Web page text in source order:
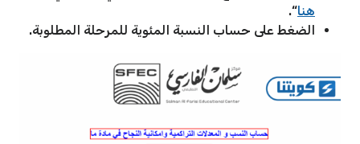
هنا“.
الضغط على حساب النسبة المئوية للمرحلة المطلوبة.